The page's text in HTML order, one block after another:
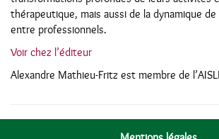
thérapeutique, mais aussi de la dynamique
entre professionnels.
Voir chez l’éditeur
Alexandre Mathieu-Fritz est membre de